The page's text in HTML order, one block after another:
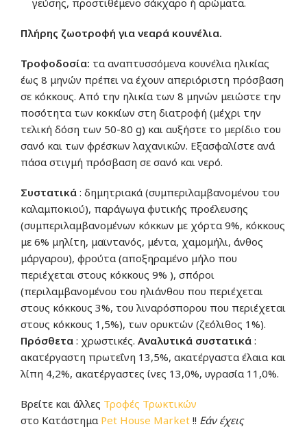
γεύσης, προστιθέμενο σάκχαρο ή αρώματα.
Πλήρης ζωοτροφή για νεαρά κουνέλια.
Τροφοδοσία: τα αναπτυσσόμενα κουνέλια ηλικίας
έως 8 μηνών πρέπει να έχουν απεριόριστη πρόσβαση
σε κόκκους. Από την ηλικία των 8 μηνών μειώστε την
ποσότητα των κοκκίων στη διατροφή (μέχρι την
τελική δόση των 50-80 g) και αυξήστε το μερίδιο του
σανό και των φρέσκων λαχανικών. Εξασφαλίστε ανά
πάσα στιγμή πρόσβαση σε σανό και νερό.
Συστατικά : δημητριακά (συμπεριλαμβανομένου του
καλαμποκιού), παράγωγα φυτικής προέλευσης
(συμπεριλαμβανομένων κόκκων με χόρτα 9%, κόκκους
με 6% μηλίτη, μαϊντανός, μέντα, χαμομήλι, άνθος
μάργαρου), φρούτα (αποξηραμένο μήλο που
περιέχεται στους κόκκους 9% ), σπόροι
(περιλαμβανομένου του ηλιάνθου που περιέχεται
στους κόκκους 3%, του λιναρόσπορου που περιέχεται
στους κόκκους 1,5%), των ορυκτών (ζεόλιθος 1%).
Πρόσθετα : χρωστικές. Αναλυτικά συστατικά :
ακατέργαστη πρωτεΐνη 13,5%, ακατέργαστα έλαια και
λίπη 4,2%, ακατέργαστες ίνες 13,0%, υγρασία 11,0%.
Βρείτε και άλλες Τροφές Τρωκτικών
στο Κατάστημα Pet House Market !! Εάν έχεις